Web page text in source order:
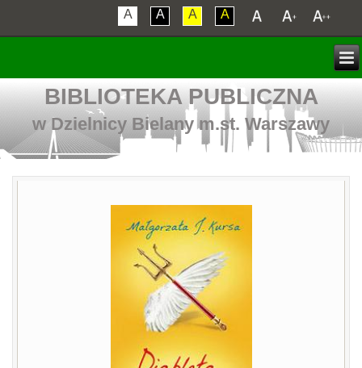
A A A A
BIBLIOTEKA PUBLICZNA
w Dzielnicy Bielany m.st. Warszawy